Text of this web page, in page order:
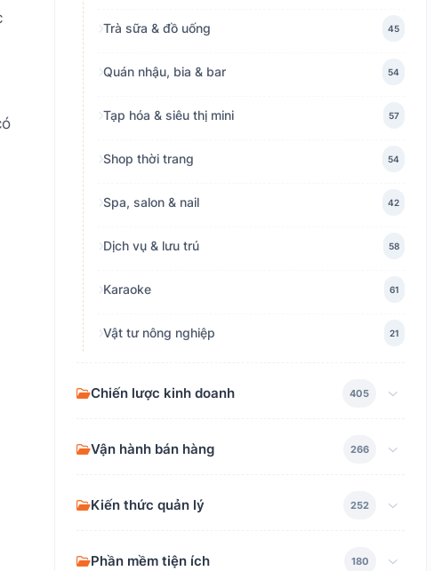
Trà sữa & đồ uống 45
Quán nhậu, bia & bar 54
Tạp hóa & siêu thị mini 57
Shop thời trang 54
Spa, salon & nail 42
Dịch vụ & lưu trú 58
Karaoke 61
Vật tư nông nghiệp 21
Chiến lược kinh doanh 405
Vận hành bán hàng 266
Kiến thức quản lý 252
Phần mềm tiện ích 180